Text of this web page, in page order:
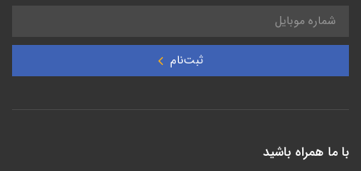
ثبت‌نام
با ما همراه باشید